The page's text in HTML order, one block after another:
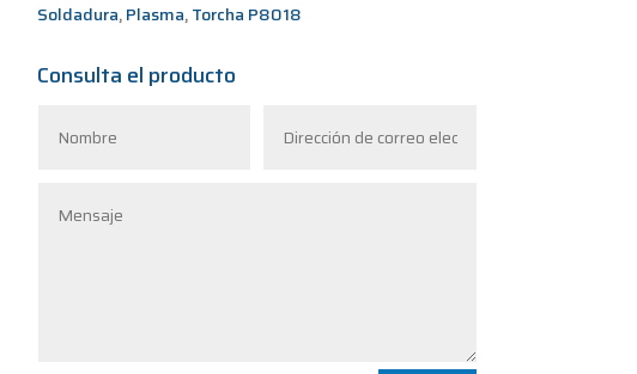
Soldadura,Plasma,Torcha P8018
Consulta el producto